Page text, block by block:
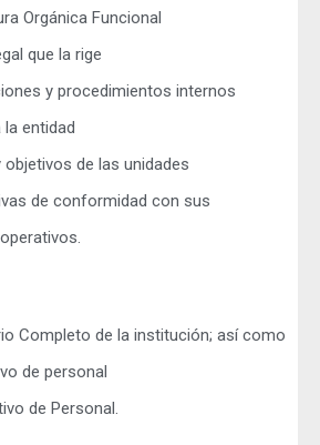
Orgánica Funcional
que la rige
y procedimientos internos
la entidad
objetivos de las unidades
de conformidad con sus
Completo de la institución; así como
de personal
de Personal.